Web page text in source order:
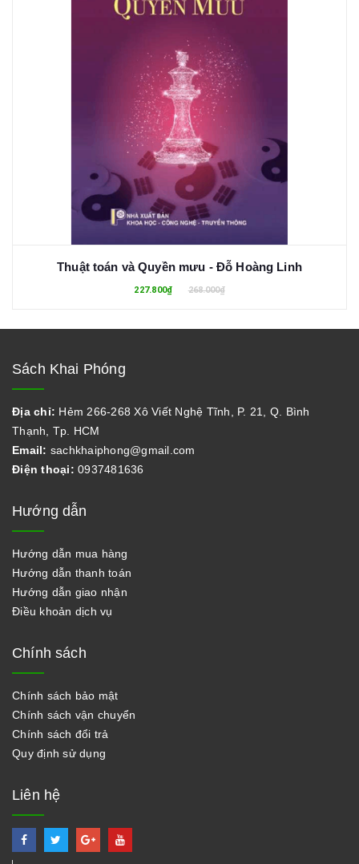
Thuật toán và Quyền mưu - Đỗ Hoàng Linh
227.800₫ 268.000₫
Sách Khai Phóng
Địa chỉ: Hẻm 266-268 Xô Viết Nghệ Tĩnh, P. 21, Q. Bình
Thạnh, Tp. HCM
Email: sachkhaiphong@gmail.com
Điện thoại: 0937481636
Hướng dẫn
Hướng dẫn mua hàng
Hướng dẫn thanh toán
Hướng dẫn giao nhận
Điều khoản dịch vụ
Chính sách
Chính sách bảo mật
Chính sách vận chuyển
Chính sách đổi trả
Quy định sử dụng
Liên hệ